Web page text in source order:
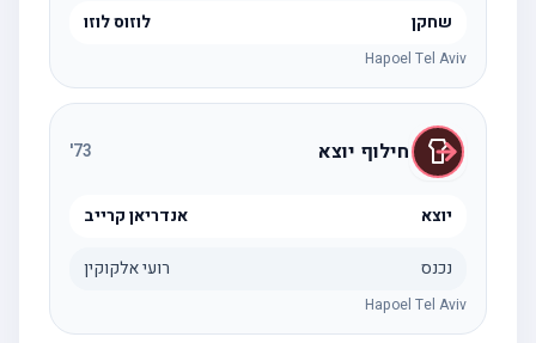
שחקן לוזוס לוזו
Hapoel Tel Aviv
חילוף יוצא 73
'
יוצא אנדריאן קרייב
נכנס רועי אלקוקין
Hapoel Tel Aviv